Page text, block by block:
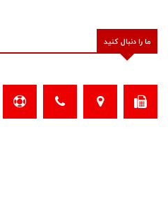
ما را دنبال کنید